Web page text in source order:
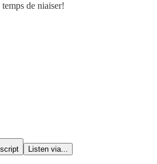
de niaiser!
Listen via...